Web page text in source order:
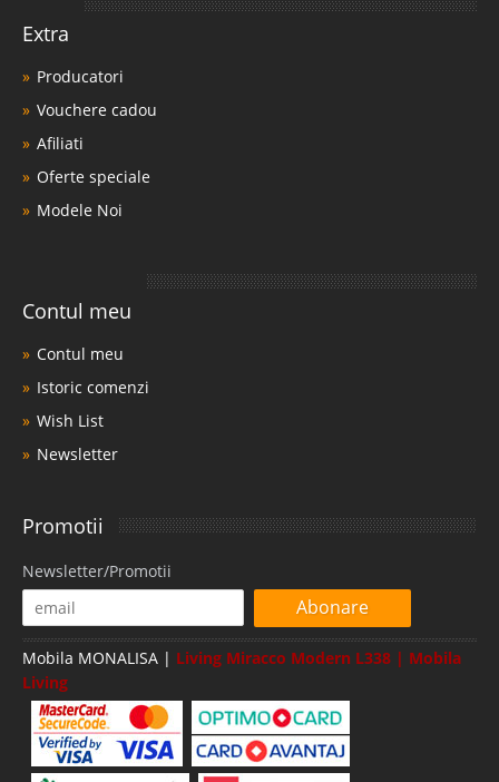
Extra
Producatori
Vouchere cadou
Afiliati
Oferte speciale
Modele Noi
Contul meu
Contul meu
Istoric comenzi
Wish List
Newsletter
Promotii
Newsletter/Promotii
Abonare
Mobila MONALISA | Living Miracco Modern L338 | Mobila
Living